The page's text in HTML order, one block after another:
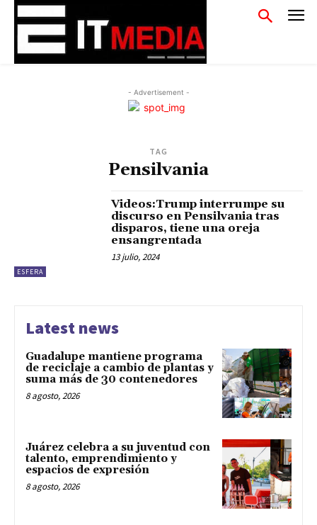
- Advertisement -
TAG
Pensilvania
ESFERA
Videos:Trump interrumpe su
discurso en Pensilvania tras
disparos, tiene una oreja
ensangrentada
13 julio, 2024
Latest news
Guadalupe mantiene programa
de reciclaje a cambio de plantas y
suma más de 30 contenedores
8 agosto, 2026
Juárez celebra a su juventud con
talento, emprendimiento y
espacios de expresión
8 agosto, 2026